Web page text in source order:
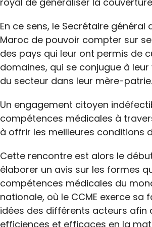
En ce sens, le Secrétaire
Maroc de pouvoir compter sur
des pays qui leur ont permis de
domaines, qui se conjugue à
du secteur dans leur mère-patrie.
Un engagement citoyen
compétences médicales à
à offrir les meilleures conditions
Cette rencontre est alors le
élaborer un avis sur les formes
compétences médicales du
nationale, où le CCME exerce
idées des différents acteurs afin
efficiences et efficaces en la